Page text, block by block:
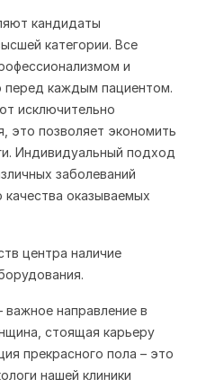
кандидаты
категории. Все
и
перед каждым пациентом.
исключительно
это позволяет экономить
Индивидуальный подход
заболеваний
оказываемых
центра наличие
важное направление в
стоящая карьеру
прекрасного пола – это
нашей клиники